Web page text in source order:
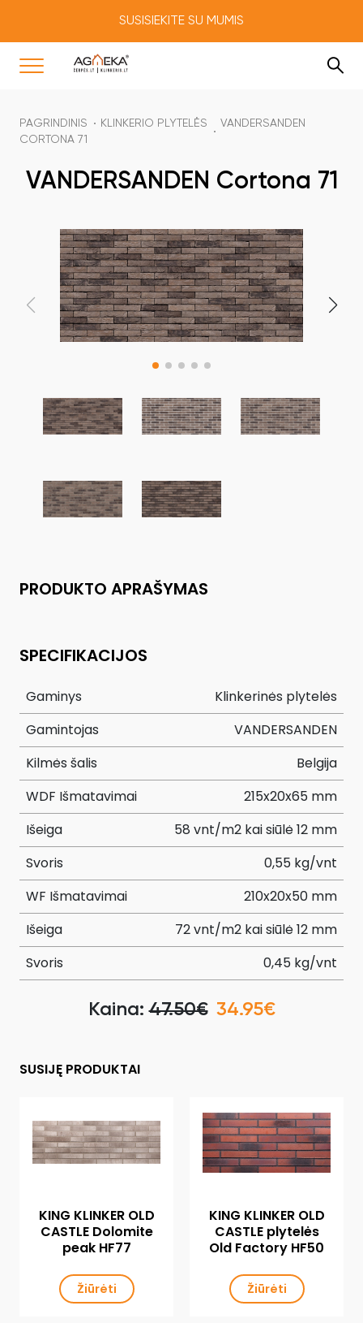
SUSISIEKITE SU MUMIS
PAGRINDINIS KLINKERIO PLYTELĖS
VANDERSANDEN
CORTONA 71
VANDERSANDEN Cortona 71
PRODUKTO APRAŠYMAS
SPECIFIKACIJOS
Gaminys
Klinkerinės plytelės
Gamintojas
VANDERSANDEN
Kilmės šalis
Belgija
WDF Išmatavimai
215x20x65 mm
Išeiga
58 vnt/m2 kai siūlė 12 mm
Svoris
0,55 kg/vnt
WF Išmatavimai
210x20x50 mm
Išeiga
72 vnt/m2 kai siūlė 12 mm
Svoris
0,45 kg/vnt
Kaina:47.50€ 34.95€
SUSIJĘ PRODUKTAI
KING KLINKER OLD
CASTLE Dolomite
peak HF77
Žiūrėti
KING KLINKER OLD
CASTLE plytelės
Old Factory HF50
Žiūrėti